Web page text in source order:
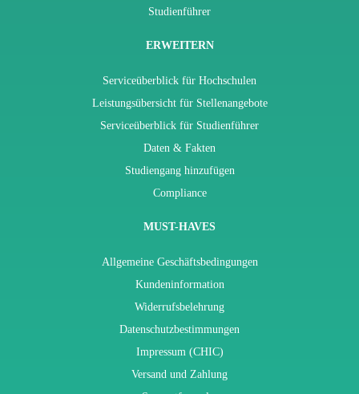
Studienführer
ERWEITERN
Serviceüberblick für Hochschulen
Leistungsübersicht für Stellenangebote
Serviceüberblick für Studienführer
Daten & Fakten
Studiengang hinzufügen
Compliance
MUST-HAVES
Allgemeine Geschäftsbedingungen
Kundeninformation
Widerrufsbelehrung
Datenschutzbestimmungen
Impressum (CHIC)
Versand und Zahlung